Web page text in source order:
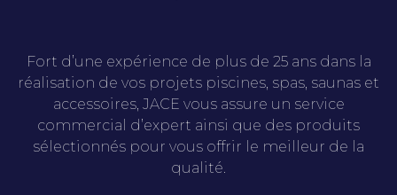
Fort d’une expérience de plus de 25 ans dans la
réalisation de vos projets piscines, spas, saunas et
accessoires, JACE vous assure un service
commercial d’expert ainsi que des produits
sélectionnés pour vous offrir le meilleur de la
qualité.